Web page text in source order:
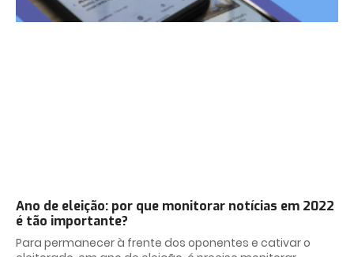
Ano de eleição: por que monitorar notícias em 2022
é tão importante?
Para permanecer à frente dos oponentes e cativar o